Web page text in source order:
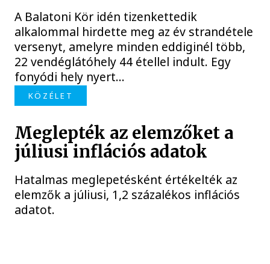
A Balatoni Kör idén tizenkettedik
alkalommal hirdette meg az év strandétele
versenyt, amelyre minden eddiginél több,
22 vendéglátóhely 44 étellel indult. Egy
fonyódi hely nyert...
KÖZÉLET
Meglepték az elemzőket a
júliusi inflációs adatok
Hatalmas meglepetésként értékelték az
elemzők a júliusi, 1,2 százalékos inflációs
adatot.